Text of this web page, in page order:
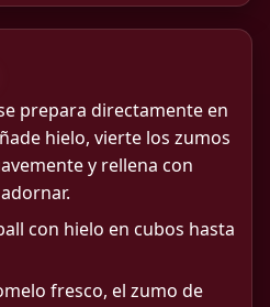
prepara directamente en
hielo, vierte los zumos
y rellena con
con hielo en cubos hasta
fresco, el zumo de